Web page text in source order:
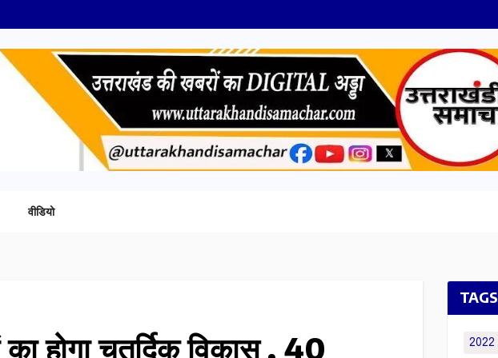
वीडियो
का होगा चतुर्दिक विकास , 40
TAGS
2022